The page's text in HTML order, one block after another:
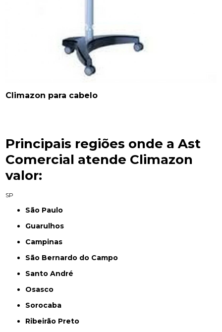
Climazon para cabelo
Principais regiões onde a Ast
Comercial atende Climazon
valor:
SP
São Paulo
Guarulhos
Campinas
São Bernardo do Campo
Santo André
Osasco
Sorocaba
Ribeirão Preto